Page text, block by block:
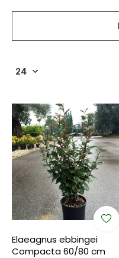
Elaeagnus ebbingei
Compacta 60/80 cm